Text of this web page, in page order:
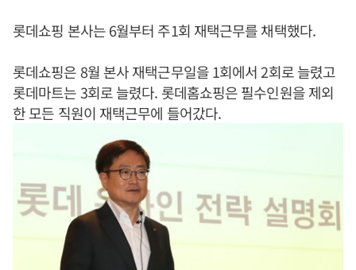
롯데쇼핑 본사는 6월부터 주1회 재택근무를 채택했다.
롯데쇼핑은 8월 본사 재택근무일을 1회에서 2회로 늘렸고
롯데마트는 3회로 늘렸다. 롯데홈쇼핑은 필수인원을 제외
한 모든 직원이 재택근무에 들어갔다.